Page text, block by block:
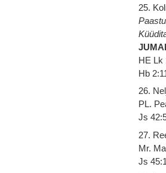
25.
HE Lk
Hb
26.
PL.
Js
27.
Mr.
Js